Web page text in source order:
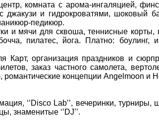
комната с арома-ингаляцией,
джакузи и гидрокроватями, шоковый
педикюр.
и мячи для сквоша, теннисные
пилатес, йога. Платно:
Карт, организация праздников и
заказ частного самолета,
романтические концепции Angelmoon и
‘’Disco Lab’’, вечеринки,
знаменитые ‘’DJ’’.